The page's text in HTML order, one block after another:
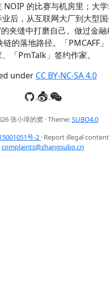
NOIP 的比赛与机房里；大
后，从互联网大厂到大型
夹缝中打磨自己。做过金
的落地路径。「PMCAFF
「PmTalk」签约作家。
under CC BY-NC-SA 4.0
张小璋的窝 · Theme:SUBO4.0
号-2 · Report illegal
complaints@zhangsubo.cn